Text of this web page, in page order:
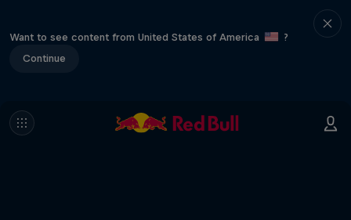
Want to see content from United States of America
?
Continue